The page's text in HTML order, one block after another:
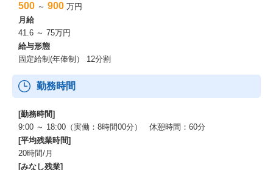
500 ～ 900 万円
月給
41.6 ～ 75万円
給与形態
固定給制(年俸制） 12分割
勤務時間
[勤務時間]
9:00 ～ 18:00（実働：8時間00分） 休憩時間：60分
[平均残業時間]
20時間/月
[みなし残業]